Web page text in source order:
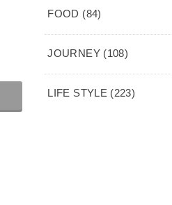
FOOD (84)
JOURNEY (108)
LIFE STYLE (223)